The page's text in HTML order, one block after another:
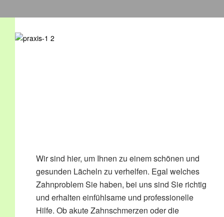
Wir sind hier, um Ihnen zu einem schönen und
gesunden Lächeln zu verhelfen. Egal welches
Zahnproblem Sie haben, bei uns sind Sie richtig
und erhalten einfühlsame und professionelle
Hilfe. Ob akute Zahnschmerzen oder die